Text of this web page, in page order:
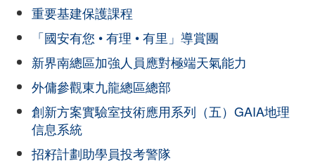
重要基建保護課程
「國安有您 • 有理 • 有里」導賞團
新界南總區加強人員應對極端天氣能力
外傭參觀東九龍總區總部
創新方案實驗室技術應用系列（五）GAIA地理
信息系統
招籽計劃助學員投考警隊